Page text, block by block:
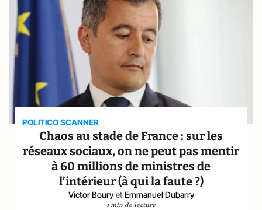
POLITICO SCANNER
Chaos au stade de France : sur les
réseaux sociaux, on ne peut pas mentir
à 60 millions de ministres de
l’intérieur (à qui la faute ?)
Victor Boury et Emmanuel Dubarry
1 min de lecture